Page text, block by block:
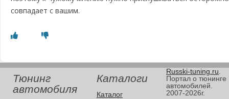
совпадает с вашим.
Тюнинг
автомобиля
Каталоги
Каталог
Russki-tuning.ru
Портал о тюнинге
автомобилей.
2007-2026г.